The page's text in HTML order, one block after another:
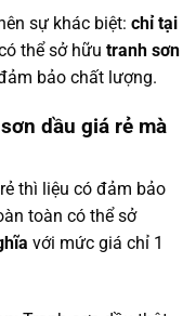
sự khác biệt:chỉ tại
thể sở hữu tranh sơn
bảo chất lượng.
dầu giá rẻ mà
thì liệu có đảm bảo
toàn có thể sở
với mức giá chỉ 1